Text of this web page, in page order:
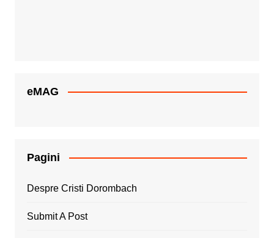
eMAG
Pagini
Despre Cristi Dorombach
Submit A Post